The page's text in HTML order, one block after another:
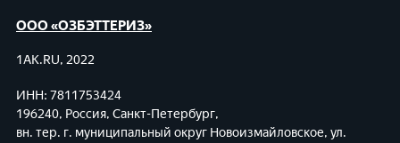
ООО «ОЗБЭТТЕРИЗ»
1AK.RU, 2022
ИНН: 7811753424
196240, Россия, Санкт-Петербург,
вн. тер. г. муниципальный округ Новоизмайловское, ул.